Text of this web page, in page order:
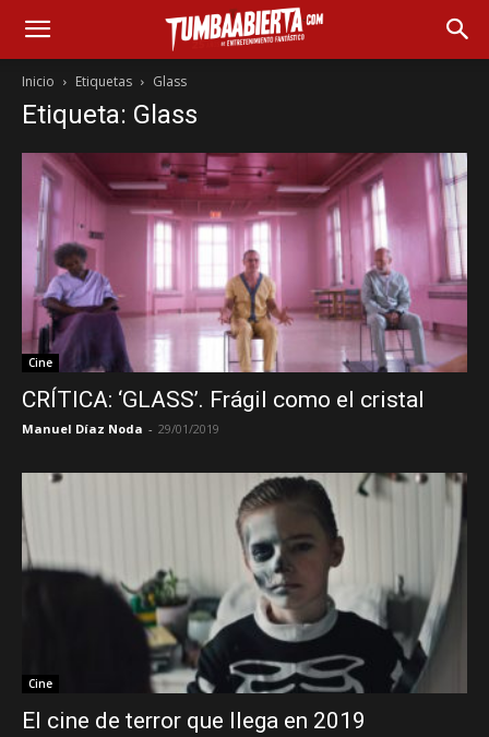
Inicio Etiquetas Glass
Etiqueta: Glass
Cine
CRÍTICA: ‘GLASS’. Frágil como el cristal
Manuel Díaz Noda - 29/01/2019
Cine
El cine de terror que llega en 2019